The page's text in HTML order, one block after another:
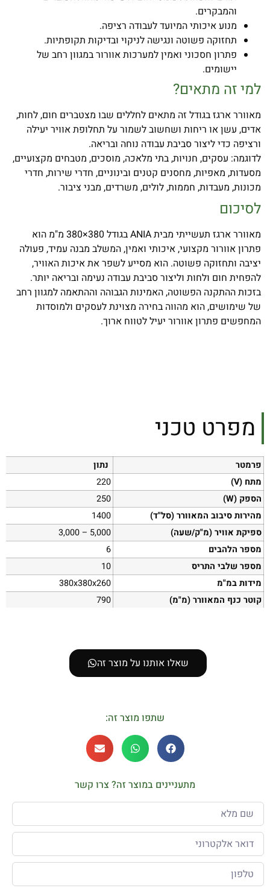
והמבקרים.
מנוע איכותי המיועד לעבודה רציפה.
תחזוקה פשוטה ונגישה לניקוי ובדיקות תקופתיות.
פתרון חסכוני ואמין למערכות אוורור במגוון רחב של
יישומים.
למי זה מתאים?
מאוורר ארגז בגודל זה מתאים לחללים שבו מצטברים חום, לחות,
אדים, עשן או ריחות ושחשוב לשמור על תחלופת אוויר יעילה
ורציפה כדי ליצור סביבת עבודה נוחה ובריאה.
לדוגמה: עסקים, חנויות, בתי מלאכה, מוסכים, מטבחים מקצועיים,
מסעדות, מאפיות, מחסנים קטנים ובינוניים, חדרי שירות, חדרי
מכונות, מעבדות, חממות, לולים, משרדים, מבני ציבור.
לסיכום
מאוורר ארגז תעשייתי מבית ANIA בגודל 380×380 מ"מ הוא
פתרון אוורור מקצועי, איכותי ואמין, המשלב מבנה עמיד, פעולה
יציבה ותחזוקה פשוטה. הוא מסייע לשפר את איכות האוויר,
להפחית חום ולחות וליצור סביבת עבודה נעימה ובריאה יותר.
בזכות ההתקנה הפשוטה, האמינות הגבוהה וההתאמה למגוון רחב
של שימושים, הוא מהווה בחירה מצוינת לעסקים ולמוסדות
המחפשים פתרון אוורור יעיל לטווח ארוך.
מפרט טכני
פרמטר
נתון
מתח (V)
220
הספק (W)
250
מהירות סיבוב המאוורר (סל"ד)
1400
ספיקת אוויר (מ"ק/שעה)
5,000 – 3,000
מספר הלהבים
6
מספר שלבי התריס
10
מידות במ"מ
380x380x260
קוטר כנף המאוורר (מ"מ)
790
שאלו אותנו על מוצר זה
שתפו מוצר זה:
מתעניינים במוצר זה? צרו קשר